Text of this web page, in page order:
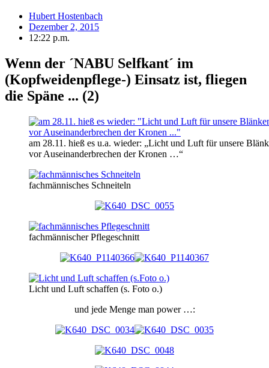
Hubert Hostenbach
Dezember 2, 2015
12:22 p.m.
Wenn der ´NABU Selfkant´ im
(Kopfweidenpflege-) Einsatz ist, fliegen
die Späne ... (2)
am 28.11. hieß es u.a. wieder: „Licht und Luft für unsere
vor Auseinanderbrechen der Kronen …“
fachmännisches Schneiteln
fachmännischer Pflegeschnitt
Licht und Luft schaffen (s. Foto o.)
und jede Menge man power …: